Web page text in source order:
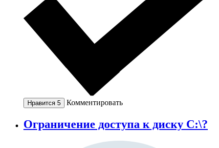
Нравится 5 Комментировать
Ограничение доступа к диску С:\?